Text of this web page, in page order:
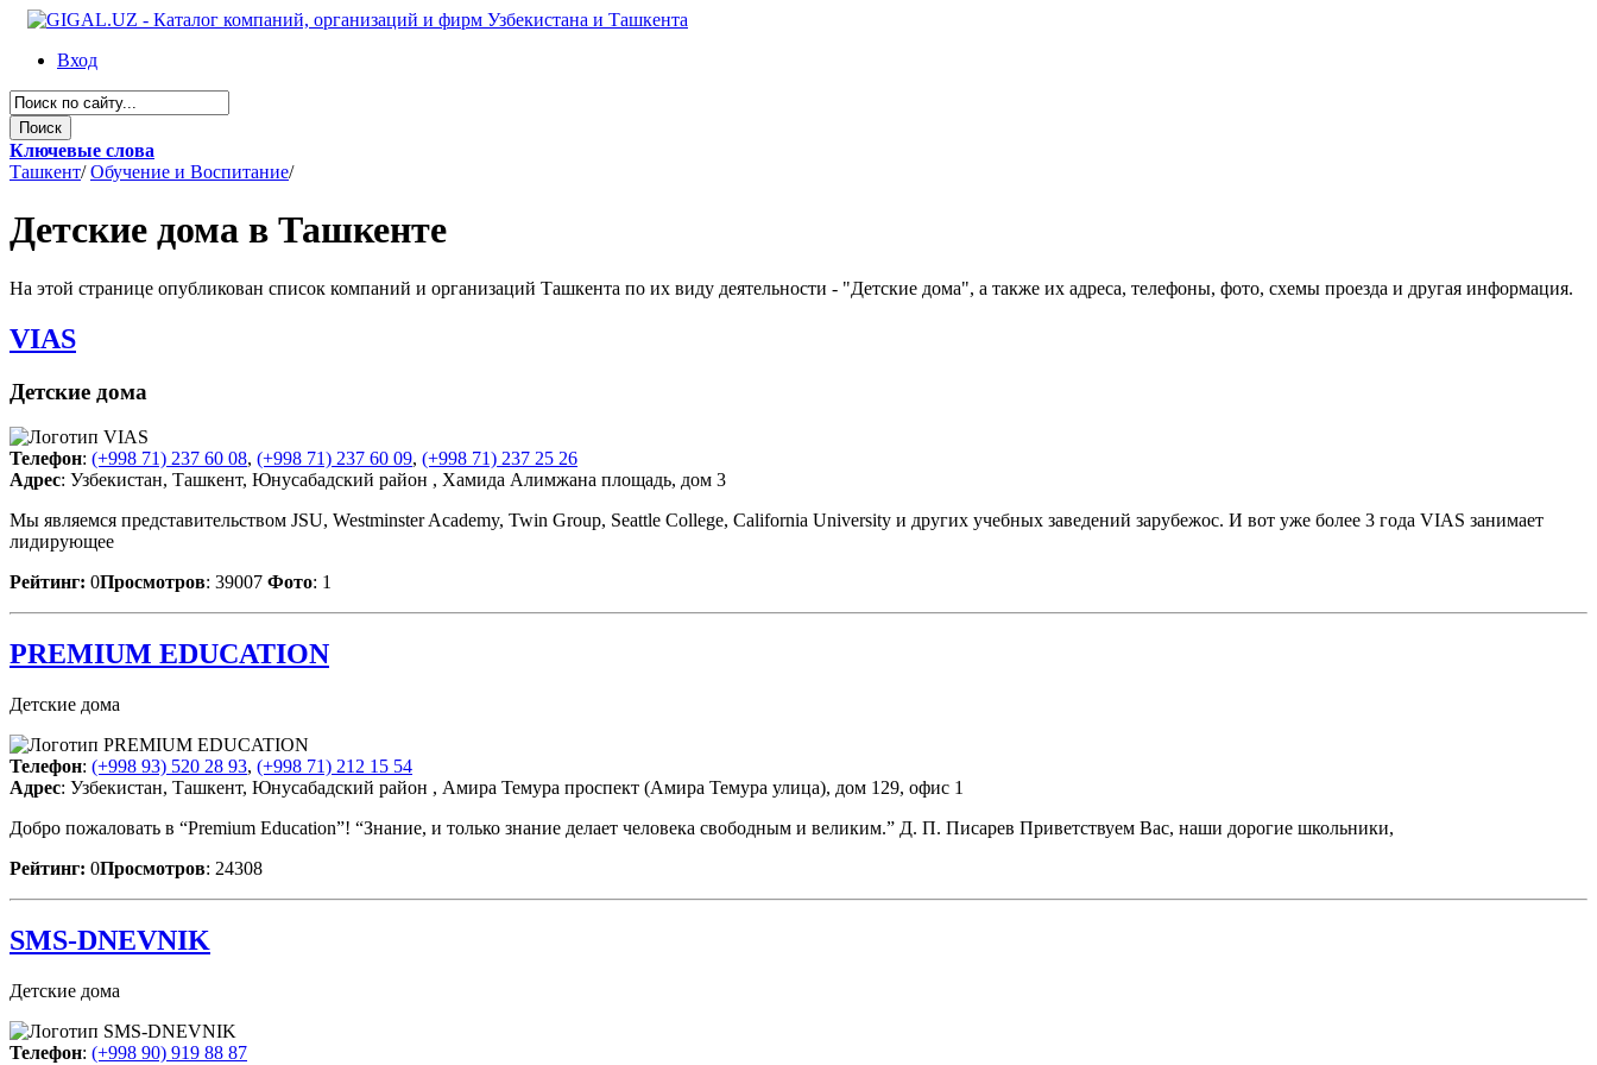
Вход
Ключевые слова
Ташкент/ Обучение и Воспитание/
Детские дома в Ташкенте
На этой странице опубликован список компаний и организаций Ташкента по их виду деятельности - "Детские дома", а также их адреса, телефоны, фото, схемы проезда и другая информация.
VIAS
Детские дома
Телефон: (+998 71) 237 60 08, (+998 71) 237 60 09, (+998 71) 237 25 26
Адрес: Узбекистан, Ташкент, Юнусабадский район , Хамида Алимжана площадь, дом 3
Мы являемся представительством JSU, Westminster Academy, Twin Group, Seattle College, California University и других учебных заведений зарубежос. И вот уже более 3 года VIAS занимает
лидирующее
Рейтинг: 0Просмотров: 39007 Фото: 1
PREMIUM EDUCATION
Детские дома
Телефон: (+998 93) 520 28 93, (+998 71) 212 15 54
Адрес: Узбекистан, Ташкент, Юнусабадский район , Амира Темура проспект (Амира Темура улица), дом 129, офис 1
Добро пожаловать в “Premium Education”! “Знание, и только знание делает человека свободным и великим.” Д. П. Писарев Приветствуем Вас, наши дорогие школьники,
Рейтинг: 0Просмотров: 24308
SMS-DNEVNIK
Детские дома
Телефон: (+998 90) 919 88 87